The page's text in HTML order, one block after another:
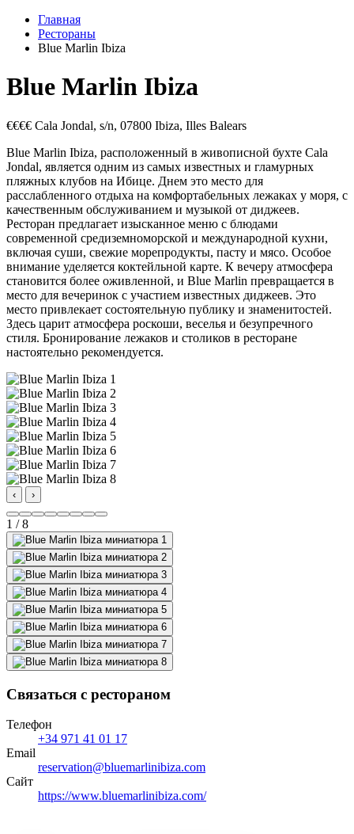
Главная
Рестораны
Blue Marlin Ibiza
Blue Marlin Ibiza
€€€€ Cala Jondal, s/n, 07800 Ibiza, Illes Balears
Blue Marlin Ibiza, расположенный в живописной бухте Cala
Jondal, является одним из самых известных и гламурных
пляжных клубов на Ибице. Днем это место для
расслабленного отдыха на комфортабельных лежаках у моря, с
качественным обслуживанием и музыкой от диджеев.
Ресторан предлагает изысканное меню с блюдами
современной средиземноморской и международной кухни,
включая суши, свежие морепродукты, пасту и мясо. Особое
внимание уделяется коктейльной карте. К вечеру атмосфера
становится более оживленной, и Blue Marlin превращается в
место для вечеринок с участием известных диджеев. Это
место привлекает состоятельную публику и знаменитостей.
Здесь царит атмосфера роскоши, веселья и безупречного
стиля. Бронирование лежаков и столиков в ресторане
настоятельно рекомендуется.
‹ ›
1 / 8
Связаться с рестораном
Телефон
+34 971 41 01 17
Email
reservation@bluemarlinibiza.com
Сайт
https://www.bluemarlinibiza.com/